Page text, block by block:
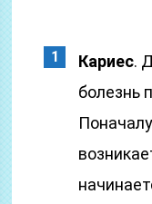
Кариес.
болезнь